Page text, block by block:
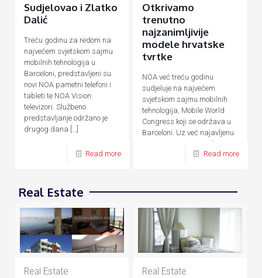
Sudjelovao i Zlatko
Dalić
Treću godinu za redom na
najvećem svjetskom sajmu
mobilnih tehnologija u
Barceloni, predstavljeni su
novi NOA pametni telefoni i
tableti te NOA Vision
televizori. Službeno
predstavljanje održano je
drugog dana […]
Read more
Otkrivamo
trenutno
najzanimljivije
modele hrvatske
tvrtke
NOA već treću godinu
sudjeluje na najvećem
svjetskom sajmu mobilnih
tehnologija, Mobile World
Congress koji se održava u
Barceloni. Uz već najavljenu
novu F seriju pametnih
uređaja temeljenu na AI[…]
Read more
Real Estate
Real Estate Real Estate